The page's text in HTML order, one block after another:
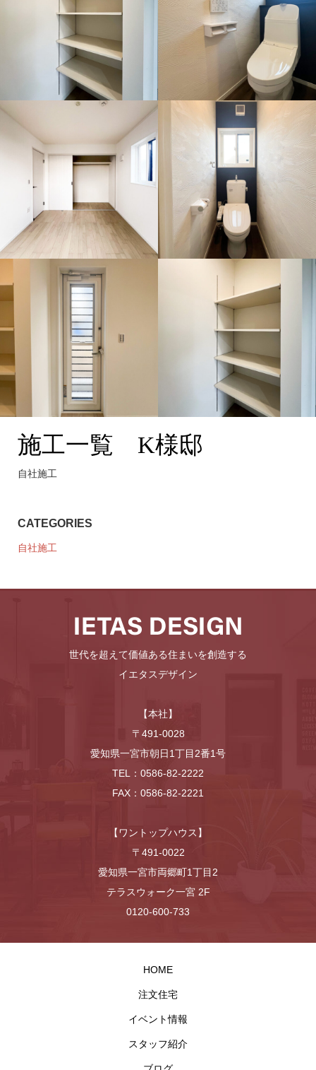
施工一覧 K様邸
自社施工
CATEGORIES
自社施工
世代を超えて価値ある住まいを創造する
イエタスデザイン
【本社】
〒491-0028
愛知県一宮市朝日1丁目2番1号
TEL：0586-82-2222
FAX：0586-82-2221
【ワントップハウス】
〒491-0022
愛知県一宮市両郷町1丁目2
テラスウォーク一宮 2F
0120-600-733
HOME
注文住宅
イベント情報
スタッフ紹介